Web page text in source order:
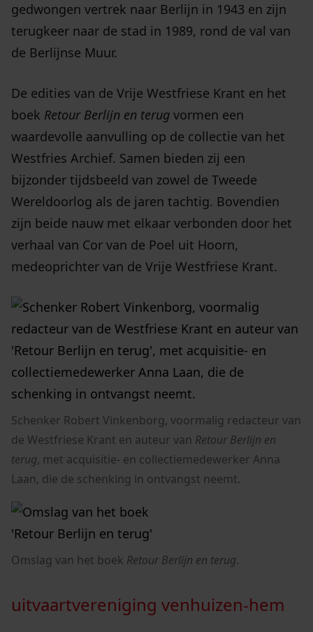
gedwongen vertrek naar Berlijn in 1943 en zijn
terugkeer naar de stad in 1989, rond de val van
de Berlijnse Muur.
De edities van de Vrije Westfriese Krant en het
boek Retour Berlijn en terug vormen een
waardevolle aanvulling op de collectie van het
Westfries Archief. Samen bieden zij een
bijzonder tijdsbeeld van zowel de Tweede
Wereldoorlog als de jaren tachtig. Bovendien
zijn beide nauw met elkaar verbonden door het
verhaal van Cor van de Poel uit Hoorn,
medeoprichter van de Vrije Westfriese Krant.
Schenker Robert Vinkenborg, voormalig redacteur van
de Westfriese Krant en auteur van Retour Berlijn en
terug, met acquisitie- en collectiemedewerker Anna
Laan, die de schenking in ontvangst neemt.
Omslag van het boek Retour Berlijn en terug.
uitvaartvereniging venhuizen-hem